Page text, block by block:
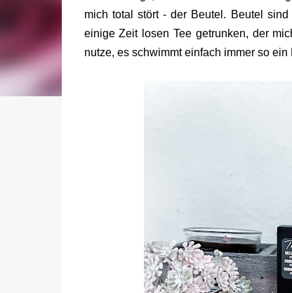
mich total stört - der Beutel. Beutel
einige Zeit losen Tee getrunken, der
nutze, es schwimmt einfach immer so